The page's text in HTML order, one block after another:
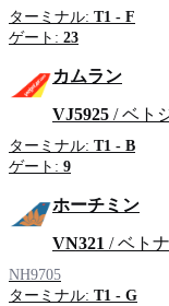
ターミナル: T1 - F
ゲート: 23
カムラン
VJ5925 / ベト
ターミナル: T1 - B
ゲート: 9
ホーチミン
VN321 / ベト
NH9705
ターミナル: T1 - G